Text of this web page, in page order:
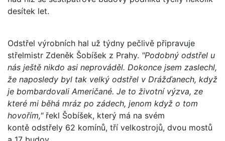
desítek let.
Odstřel výrobních hal už týdny pečlivě připravuje
střelmistr Zdeněk Šobíšek z Prahy. "Podobný odstřel u
nás ještě nikdo asi neprováděl. Dokonce jsem zaslechl,
že naposledy byl tak velký odstřel v Drážďanech, když
je bombardovali Američané. Je to životní výzva, ze
které mi běhá mráz po zádech, jenom když o tom
hovořím,"řekl Šobíšek, který má na svém
kontě odstřely 62 komínů, tří velkostrojů, dvou mostů